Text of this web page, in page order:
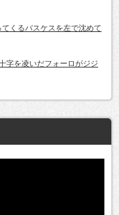
くるバスケスを左で沈めて
字を凌いだフォーロがジジ